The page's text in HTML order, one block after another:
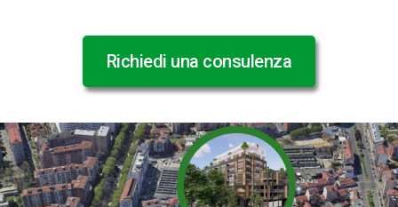
Richiedi una consulenza